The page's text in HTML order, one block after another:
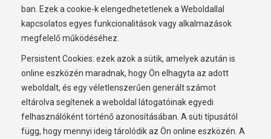
ban. Ezek a cookie-k elengedhetetlenek a Weboldallal
kapcsolatos egyes funkcionalitások vagy alkalmazások
megfelelő működéséhez.
Persistent Cookies: ezek azok a sütik, amelyek azután is
online eszközén maradnak, hogy Ön elhagyta az adott
weboldalt, és egy véletlenszerűen generált számot
eltárolva segítenek a weboldal látogatóinak egyedi
felhasználóként történő azonosításában. A süti típusától
függ, hogy mennyi ideig tárolódik az Ön online eszközén. A